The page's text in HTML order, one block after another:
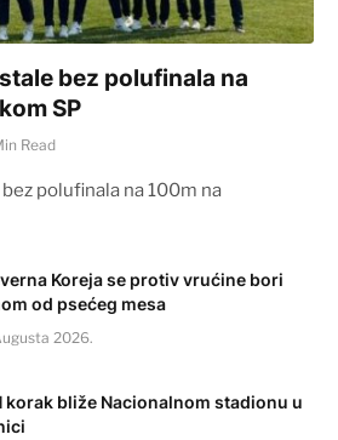
bez polufinala na
SP
Read
polufinala na 100m na
Koreja se protiv vrućine bori
od psećeg mesa
2026.
korak bliže Nacionalnom stadionu u